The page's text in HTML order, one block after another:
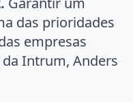
das prioridades
empresas
da Intrum, Anders